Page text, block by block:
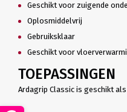
Geschikt voor zuigende
Oplosmiddelvrij
Gebruiksklaar
Geschikt voor
TOEPASSINGEN
Ardagrip Classic is geschikt